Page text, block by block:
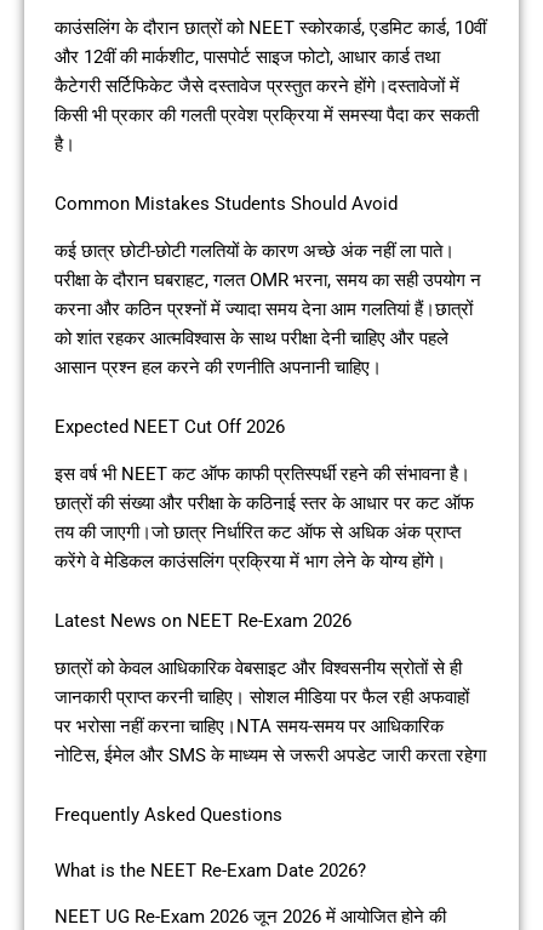
काउंसलिंग के दौरान छात्रों को NEET स्कोरकार्ड, एडमिट कार्ड, 10वीं
और 12वीं की मार्कशीट, पासपोर्ट साइज फोटो, आधार कार्ड तथा
कैटेगरी सर्टिफिकेट जैसे दस्तावेज प्रस्तुत करने होंगे।दस्तावेजों में
किसी भी प्रकार की गलती प्रवेश प्रक्रिया में समस्या पैदा कर सकती
है।
Common Mistakes Students Should Avoid
कई छात्र छोटी-छोटी गलतियों के कारण अच्छे अंक नहीं ला पाते।
परीक्षा के दौरान घबराहट, गलत OMR भरना, समय का सही उपयोग न
करना और कठिन प्रश्नों में ज्यादा समय देना आम गलतियां हैं।छात्रों
को शांत रहकर आत्मविश्वास के साथ परीक्षा देनी चाहिए और पहले
आसान प्रश्न हल करने की रणनीति अपनानी चाहिए।
Expected NEET Cut Off 2026
इस वर्ष भी NEET कट ऑफ काफी प्रतिस्पर्धी रहने की संभावना है।
छात्रों की संख्या और परीक्षा के कठिनाई स्तर के आधार पर कट ऑफ
तय की जाएगी।जो छात्र निर्धारित कट ऑफ से अधिक अंक प्राप्त
करेंगे वे मेडिकल काउंसलिंग प्रक्रिया में भाग लेने के योग्य होंगे।
Latest News on NEET Re-Exam 2026
छात्रों को केवल आधिकारिक वेबसाइट और विश्वसनीय स्रोतों से ही
जानकारी प्राप्त करनी चाहिए। सोशल मीडिया पर फैल रही अफवाहों
पर भरोसा नहीं करना चाहिए।NTA समय-समय पर आधिकारिक
नोटिस, ईमेल और SMS के माध्यम से जरूरी अपडेट जारी करता रहेगा
Frequently Asked Questions
What is the NEET Re-Exam Date 2026?
NEET UG Re-Exam 2026 जून 2026 में आयोजित होने की